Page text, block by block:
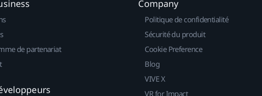
de partenariat
Company
Politique de confidentialité
Sécurité du produit
Cookie Preference
Blog
VIVE X
VR for Impact